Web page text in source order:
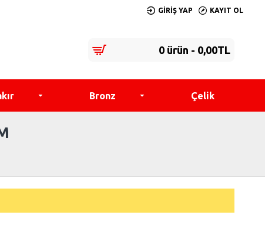
GIRIŞ YAP KAYIT OL
0 ürün - 0,00TL
Bronz Çelik